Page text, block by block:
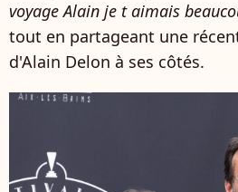
voyage Alain je t aimais
tout en partageant une
d'Alain Delon à ses côtés.